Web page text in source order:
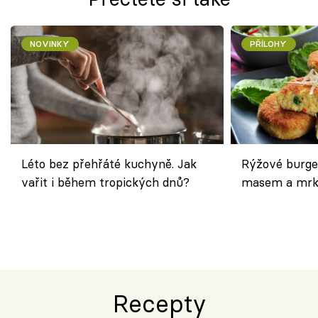
NOVINKY
Léto bez přehřáté kuchyně. Jak
vařit i během tropických dnů?
PŘÍLOHY
Rýžové
masem a
Recepty